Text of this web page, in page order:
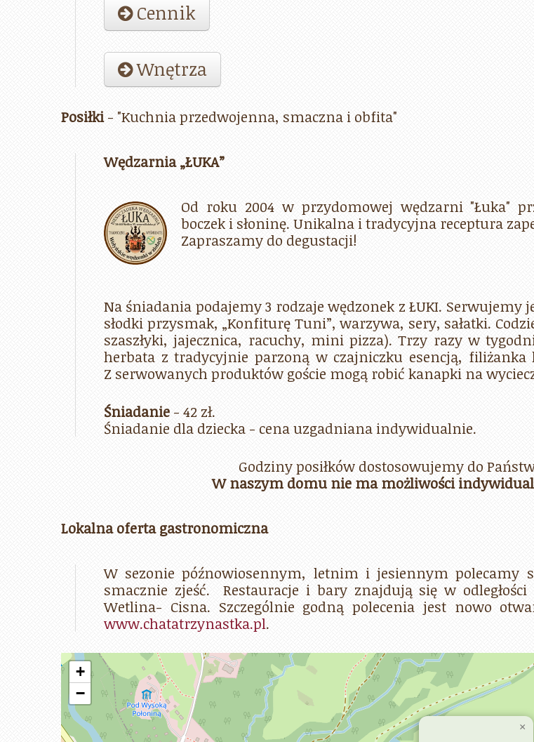
Cennik
Wnętrza
Posiłki- "Kuchnia przedwojenna, smaczna i obfita"
Wędzarnia „ŁUKA”
Od roku 2004 w przydomowej wędzarni "Łuka"
boczek i słoninę. Unikalna i tradycyjna receptura
Zapraszamy do degustacji!
Na śniadania podajemy 3 rodzaje wędzonek z ŁUKI.
słodki przysmak, „Konfiturę Tuni”, warzywa, sery, sałatki.
szaszłyki, jajecznica, racuchy, mini pizza). Trzy razy w
herbata z tradycyjnie parzoną w czajniczku esencją,
Z serwowanych produktów goście mogą robić kanapki na
Śniadanie - 42 zł.
Śniadanie dla dziecka - cena uzgadniana indywidualnie.
Godziny posiłków dostosowujemy do
W naszym domu nie ma możliwości
Lokalna oferta gastronomiczna
W sezonie późnowiosennym, letnim i jesiennym polecamy
smacznie zjeść. Restauracje i bary znajdują się w
Wetlina- Cisna. Szczególnie godną polecenia jest nowo
www.chatatrzynastka.pl.
×
+
−